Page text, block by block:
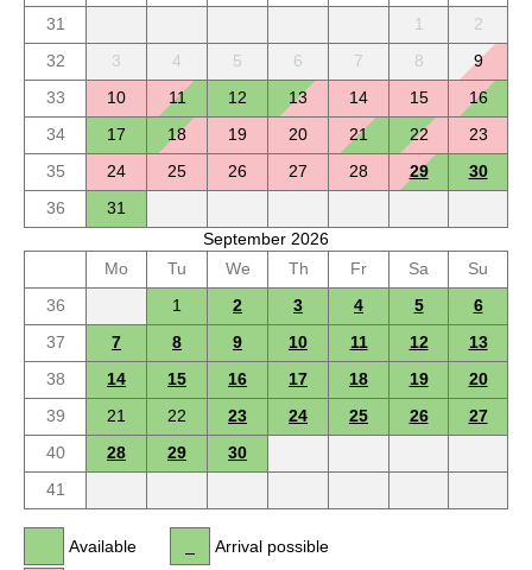
31
1
2
32
3 4 5 6 7 8
9
33
10 11 12 13 14 15
16
34
17 18 19 20 21 22
23
35
24 25 26 27 28 29
30
36
31
September 2026
Mo
Tu We Th Fr Sa
Su
36
1 2 3 4 5
6
37
7 8 9 10 11 12
13
38
14 15 16 17 18 19
20
39
21 22 23 24 25 26
27
40
28 29
30
41
Available Arrival possible